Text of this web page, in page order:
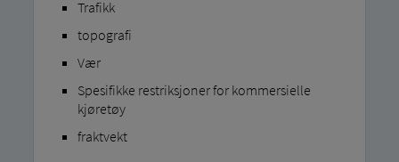
Trafikk
topografi
Vær
Spesifikke restriksjoner for kommersielle
kjøretøy
fraktvekt